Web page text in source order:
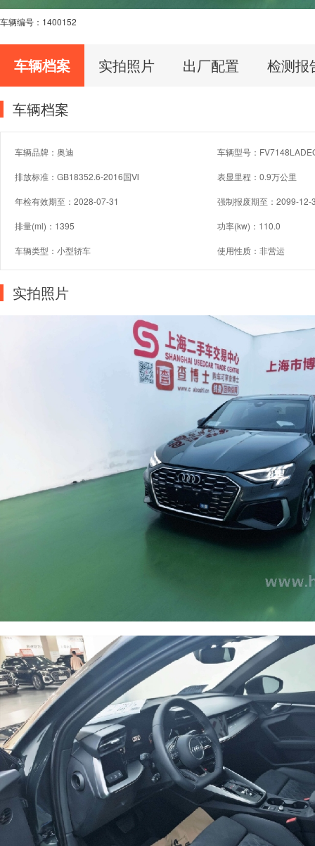
车辆编号： 1400152
车辆档案 实拍照片 出厂配置 检测报
车辆档案
车辆品牌：奥迪 车辆型号：
排放标准：GB18352.6-2016国Ⅵ 表显里程：0.9万公里
年检有效期至：2028-07-31 强制报废期至：2099-12-
排量(ml)：1395 功率(kw)：110.0
车辆类型：小型轿车 使用性质：非营运
实拍照片